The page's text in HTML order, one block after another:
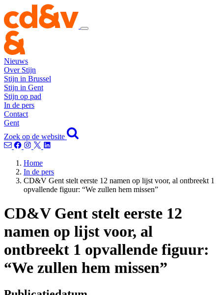
Nieuws
Over Stijn
Stijn in Brussel
Stijn in Gent
Stijn op pad
In de pers
Contact
Gent
Zoek op de website
Home
In de pers
CD&V Gent stelt eerste 12 namen op lijst voor, al ontbreekt 1
opvallende figuur: “We zullen hem missen”
CD&V Gent stelt eerste 12
namen op lijst voor, al
ontbreekt 1 opvallende figuur:
“We zullen hem missen”